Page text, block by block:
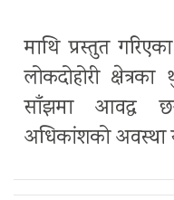
माथि प्रस्तुत
लोकदोहोरी
साँझमा आवद्ध
अधिकांशको अवस्था